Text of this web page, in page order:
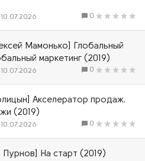
0
10.07.2026
Мамонько] Глобальный
маркетинг (2019)
0
10.07.2026
Акселератор продаж.
(2019)
0
10.07.2026
Пурнов] На старт (2019)